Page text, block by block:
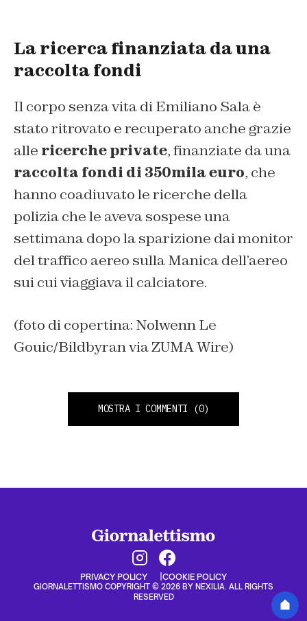
La ricerca finanziata da una
raccolta fondi
Il corpo senza vita di Emiliano Sala è
stato ritrovato e recuperato anche grazie
alle ricerche private, finanziate da una
raccolta fondi di 350mila euro, che
hanno coadiuvato le ricerche della
polizia che le aveva sospese una
settimana dopo la sparizione dai monitor
del traffico aereo sulla Manica dell’aereo
sui cui viaggiava il calciatore.
(foto di copertina: Nolwenn Le
Gouic/Bildbyran via ZUMA Wire)
MOSTRA I COMMENTI (0)
PRIVACY POLICY COOKIE POLICY
GIORNALETTISMO COPYRIGHT © 2026 BY NEXILIA. ALL RIGHTS
RESERVED